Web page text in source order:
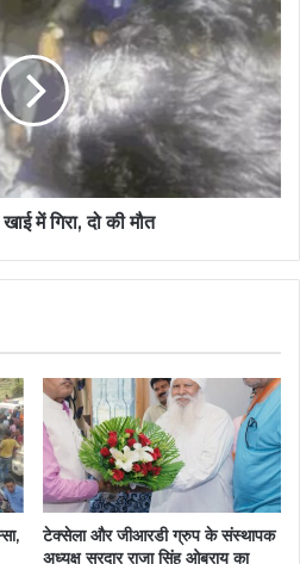
में गिरा, दो की मौत
टेक्सेला और जीआरडी ग्रुप के संस्थापक
अध्यक्ष सरदार राजा सिंह ओबराय का